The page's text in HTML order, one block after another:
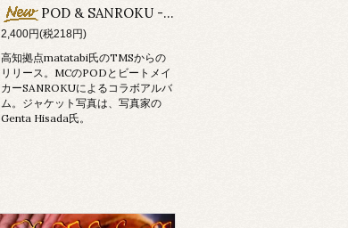
POD & SANROKU - 写真集
2,400円(税218円)
高知拠点matatabi氏のTMSからの
リリース。MCのPODとビートメイ
カーSANROKUによるコラボアルバ
ム。ジャケット写真は、写真家の
Genta Hisada氏。